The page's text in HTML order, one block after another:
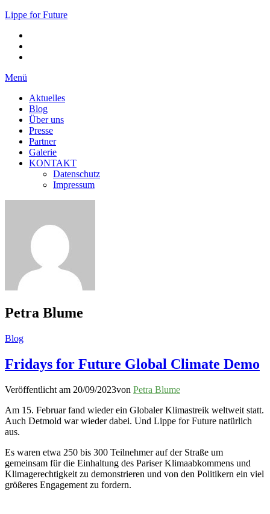
Lippe for Future
Menü
Aktuelles
Blog
Über uns
Presse
Partner
Galerie
KONTAKT
Datenschutz
Impressum
Petra Blume
Blog
Fridays for Future Global Climate Demo
Veröffentlicht am 20/09/2023von Petra Blume
Am 15. Februar fand wieder ein Globaler Klimastreik weltweit statt.
Auch Detmold war wieder dabei. Und Lippe for Future natürlich
aus.
Es waren etwa 250 bis 300 Teilnehmer auf der Straße um
gemeinsam für die Einhaltung des Pariser Klimaabkommens und
Klimagerechtigkeit zu demonstrieren und von den Politikern ein viel
größeres Engagement zu fordern.